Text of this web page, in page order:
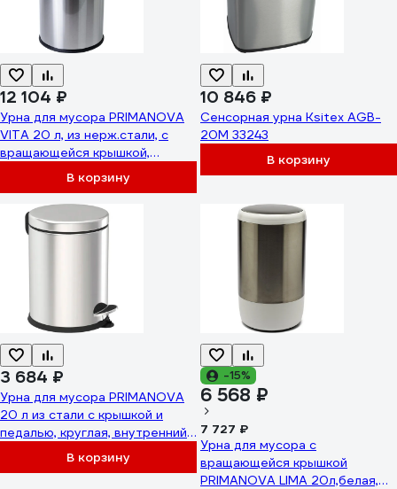
12 104 ₽
Урна для мусора PRIMANOVA
VITA 20 л, из нерж.стали, с
вращающейся крышкой,
круглая, матовый корпус,
чёрная вставка M-E45-30
В корзину
10 846 ₽
Сенсорная урна Ksitex AGB-
20M 33243
В корзину
3 684 ₽
Урна для мусора PRIMANOVA
20 л из стали с крышкой и
педалью, круглая, внутренний
пластиковый контейнер,
размер 29x29x62 см D-414400
В корзину
-15%
6 568 ₽
7 727 ₽
Урна для мусора с
вращающейся крышкой
PRIMANOVA LIMA 20л,белая,